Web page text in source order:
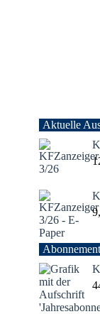
Aktuelle
Abonnement